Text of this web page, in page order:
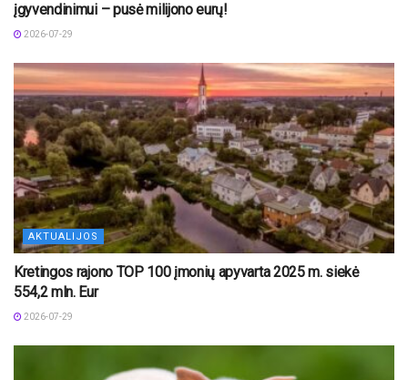
įgyvendinimui – pusė milijono eurų!
2026-07-29
AKTUALIJOS
Kretingos rajono TOP 100 įmonių apyvarta 2025 m. siekė
554,2 mln. Eur
2026-07-29